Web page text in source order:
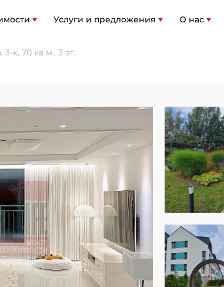
Услуги и предложения О нас
к, 70 кв.м., 3 эт.